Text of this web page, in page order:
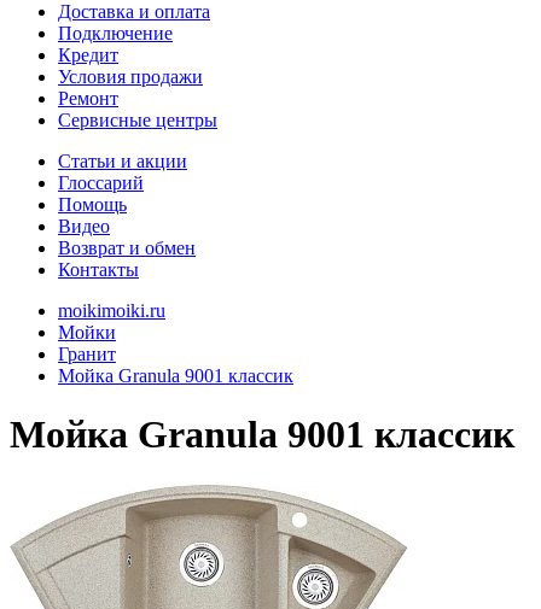
Доставка и оплата
Подключение
Кредит
Условия продажи
Ремонт
Сервисные центры
Статьи и акции
Глоссарий
Помощь
Видео
Возврат и обмен
Контакты
moikimoiki.ru
Мойки
Гранит
Мойка Granula 9001 классик
Мойка Granula 9001 классик